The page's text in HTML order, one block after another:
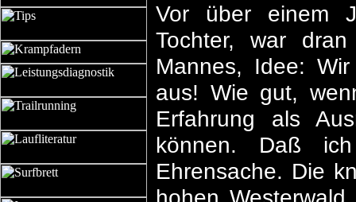
Vor über einem
Tochter, war
Mannes, Idee:
aus! Wie gut,
Erfahrung als
können. Daß
Ehrensache. Die